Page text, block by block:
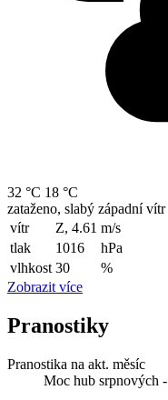
32 °C 18 °C
zataženo, slabý západní vítr
vítr
Z, 4.61 m/s
tlak
1016
hPa
vlhkost 30
%
Zobrazit více
Pranostiky
Pranostika na akt. měsíc
Moc hub srpnových